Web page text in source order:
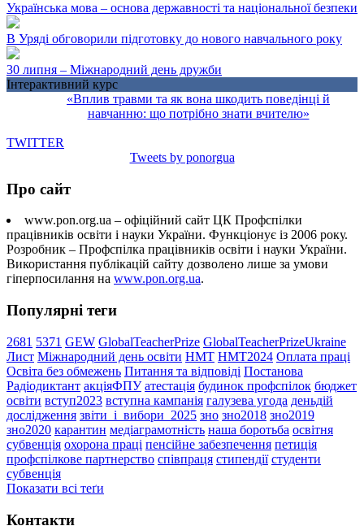
Українська мова – основа державності та національної безпеки
В Уряді обговорили підготовку до нового навчального року
30 липня – Міжнародний день дружби
Інтерактивний курс
«Вплив травми та як вона шкодить поведінці й
навчанню: що потрібно знати вчителю»
TWITTER
Tweets by ponorgua
Про сайт
www.pon.org.ua – офіційний сайт ЦК Профспілки
працівників освіти і науки України. Функціонує із 2006 року.
Розробник – Профспілка працівників освіти і науки України.
Використання публікацій сайту дозволено лише за умови
гіперпосилання на www.pon.org.ua.
Популярні теги
2681 5371 GEW GlobalTeacherPrize GlobalTeacherPrizeUkraine
Лист Міжнародний день освіти НМТ НМТ2024 Оплата праці
Освіта без обмежень Питання та відповіді Постанова
Радіодиктант акціяФПУ атестація будинок профспілок бюджет
освіти вступ2023 вступна кампанія галузева угода деньдій
дослідження звіти_і_вибори_2025 зно зно2018 зно2019
зно2020 карантин медіаграмотність наша боротьба освітня
субвенція охорона праці пенсійне забезпечення петиція
профспілкове партнерство співпраця стипендії студенти
субвенція
Показати всі теґи
Контакти